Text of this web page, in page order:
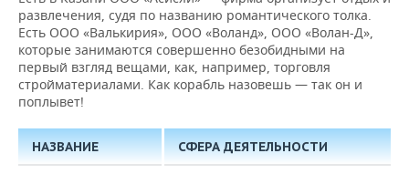
развлечения, судя по названию романтического толка.
Есть ООО «Валькирия», ООО «Воланд», ООО «Волан-Д»,
которые занимаются совершенно безобидными на
первый взгляд вещами, как, например, торговля
стройматериалами. Как корабль назовешь — так он и
поплывет!
НАЗВАНИЕ СФЕРА ДЕЯТЕЛЬНОСТИ